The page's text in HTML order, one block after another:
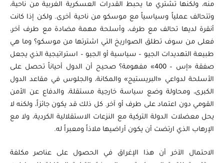
منه، ولكنها تشتري ما يحبط القدرات العسكرية الغربية من ناحية،
وتتحالف عملياً وسياسياً مع موسكو من ناحية أخرى. ولكن إذا كانت
أنقرة لديها تحالف مع طرف، وأسلحة مهمة مضادة مع طرف آخر،
فعلى من سوف تطلق الصواريخ التي اشترتها من موسكو؟ وما هي
طبيعة التهديدات الجيو – سياسية أو الجيو – استراتيجية الذي يجعل
صفقة «إس – 400» مفهومة؟ صحيح أن الدول أحياناً تحصل على
الأسلحة لدواعي «البريستيج» والمكانة، والجلوس في مقاعد الدول
الكبرى، ومحاولة وضع سياسة خارجية مستقلة، والدفاع عن الأمن
القومي دون اعتماد على طرف أو آخر. كل ذلك قد يكون جائزاً، ولكنه لا
يحل معضلات الدولة التركية مع النزعات الاستقلالية الكردية، ولا مع
الإرهاب الذي ارتضت أن يكون أراضيها ملاذاً ومعبراً له.
الاحتمال الآخر أن هذا الإغراق في الحصول على عناصر مكلفة